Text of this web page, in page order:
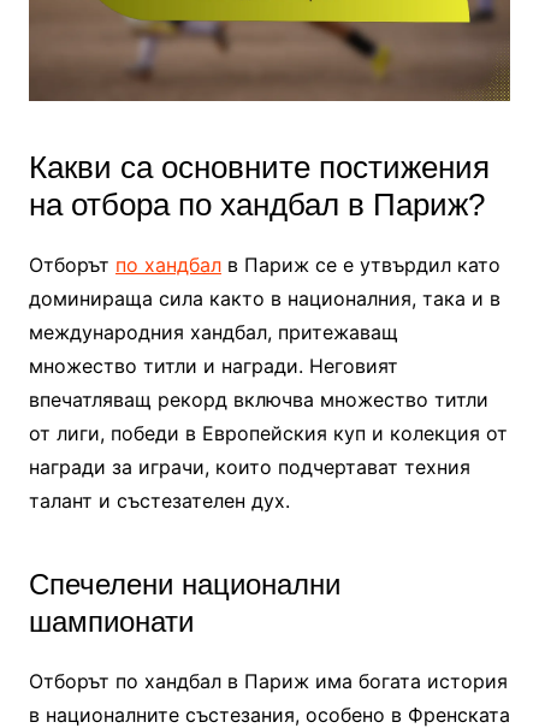
Какви са основните постижения
на отбора по хандбал в Париж?
Отборът по хандбалв Париж се е утвърдил като
доминираща сила както в националния, така и в
международния хандбал, притежаващ
множество титли и награди. Неговият
впечатляващ рекорд включва множество титли
от лиги, победи в Европейския куп и колекция от
награди за играчи, които подчертават техния
талант и състезателен дух.
Спечелени национални
шампионати
Отборът по хандбал в Париж има богата история
в националните състезания, особено в Френската